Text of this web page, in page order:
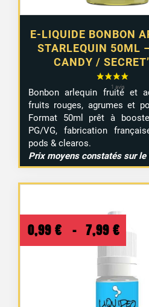
E-LIQUIDE BONBON
STARLEQUIN 50ML
CANDY /
Bonbon arlequin fruité et
fruits rouges, agrumes et
Format 50ml prêt à
PG/VG, fabrication
pods & clearos.
Prix moyens constatés sur
0,99 € – 7,99 € Plage
de
prix :
0,99 €